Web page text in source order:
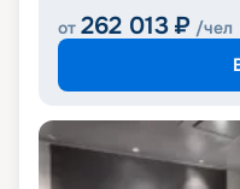
от 262 013 ₽ /чел